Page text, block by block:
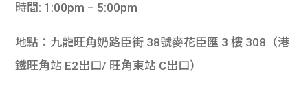
時間: 1:00pm – 5:00pm
地點：九龍旺角奶路臣街 38號麥花臣匯 3 樓 308（港
鐵旺角站 E2出口/ 旺角東站 C出口）